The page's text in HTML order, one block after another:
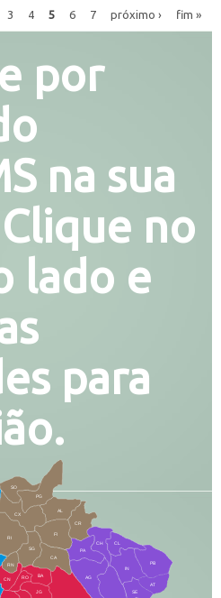
3 4 5 6 7 próximo › fim »
por
na sua
no
lado e
para
CX
RI
AL
CR
FI
SG
BA
CA
PA
CH CL
PB
SE
AG
RO
JG
IN
RN
CN
AT
PG
SO